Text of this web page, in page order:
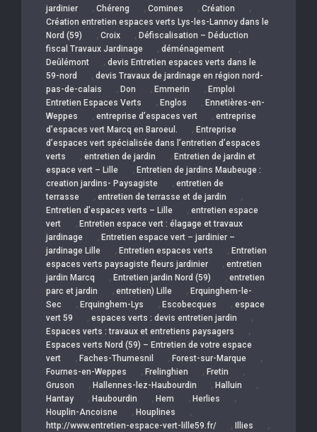
jardinier , Chéreng , Comines , Création ,
Création entretien espaces verts Lys-les-Lannoy dans le
Nord (59)
, Croix , Défiscalisation – Déduction
fiscal Travaux Jardinage
, déménagement ,
Deûlémont , devis Entretien espaces verts dans le
59-nord
, devis Travaux de jardinage en région nord-
pas-de-calais
, Don , Emmerin , Emploi
Entretien Espaces Verts
, Englos , Ennetières-en-
Weppes
, entreprise d’espaces vert , entreprise
d’espaces vert Marcq en Baroeul.
, Entreprise
d’espaces vert spécialisée dans l’entretien d’espaces
verts
, entretien de jardin , Entretien de jardin et
espace vert – Lille
, Entretien de jardins Maubeuge :
creation jardins- Paysagiste
, entretien de
terrasse
, entretien de terrasse et de jardin ,
Entretien d’espaces verts – Lille , entretien espace
vert
, Entretien espace vert : élagage et travaux
jardinage
, Entretien espace vert – jardinier –
jardinage Lille
, Entretien espaces verts , Entretien
espaces verts paysagiste fleurs jardinier
, entretien
jardin Marcq
, Entretien jardin Nord (59) , entretien
parc et jardin
, entretien) Lille , Erquinghem-le-
Sec
, Erquinghem-Lys , Escobecques , espace
vert 59
, espaces verts : devis entretien jardin ,
Espaces verts : travaux et entretiens paysagers ,
Espaces verts Nord (59) – Entretien de votre espace
vert
, Faches-Thumesnil , Forest-sur-Marque ,
Fournes-en-Weppes , Frelinghien , Fretin ,
Gruson , Hallennes-lez-Haubourdin , Halluin ,
Hantay , Haubourdin , Hem , Herlies ,
Houplin-Ancoisne , Houplines ,
http://www.entretien-espace-vert-lille59.fr/ , Illies ,